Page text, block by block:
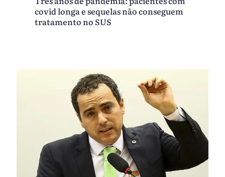
covid longa e sequelas não conseguem
tratamento no SUS